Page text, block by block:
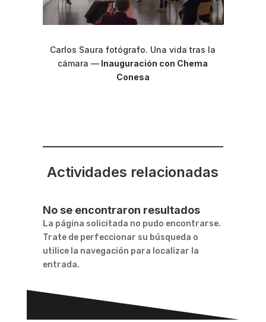
Carlos Saura fotógrafo. Una vida tras la
cámara— Inauguración con Chema
Conesa
Actividades relacionadas
No se encontraron resultados
La página solicitada no pudo encontrarse.
Trate de perfeccionar su búsqueda o
utilice la navegación para localizar la
entrada.